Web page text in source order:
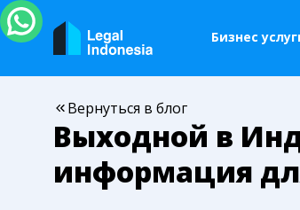
Бизнес
Вернуться в блог
Выходной в
информация